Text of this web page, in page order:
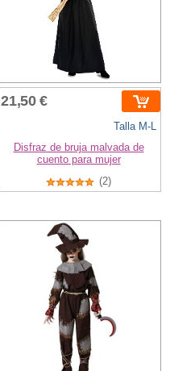
21,50 €
Talla M-L
Disfraz de bruja malvada de
cuento para mujer
(2)